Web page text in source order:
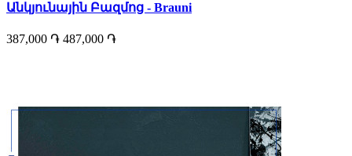
Անկյունային Բազմոց - Brauni
387,000 ֏ 487,000 ֏